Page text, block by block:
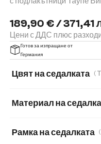
189,90 € / 371,41
Цени с ДДС плюс
Готов за изпращане от
Германия
Цвят на седалката
Материал на
Рамка на седалката